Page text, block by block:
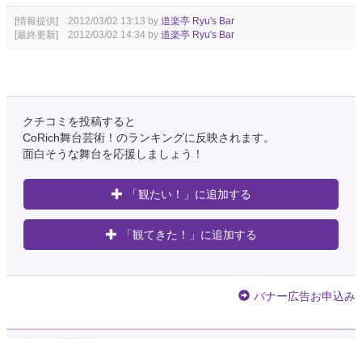
[情報提供] 2012/03/02 13:13 by 道楽亭 Ryu's Bar
[最終更新] 2012/03/02 14:34 by 道楽亭 Ryu's Bar
クチコミを投稿すると
CoRich舞台芸術！のランキングに反映されます。
面白そうな舞台を応援しましょう！
「観たい！」に追加する
「観てきた！」に追加する
バナー広告お申込み